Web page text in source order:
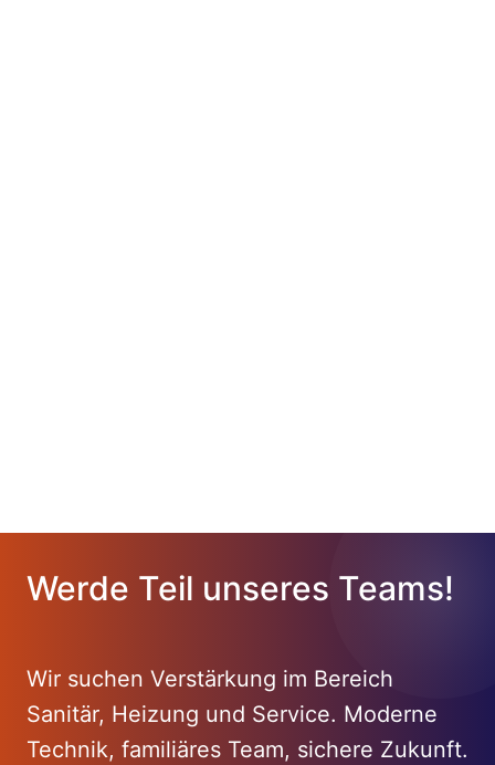
Werde Teil unseres Teams!
Wir suchen Verstärkung im Bereich
Sanitär, Heizung und Service. Moderne
Technik, familiäres Team, sichere Zukunft.